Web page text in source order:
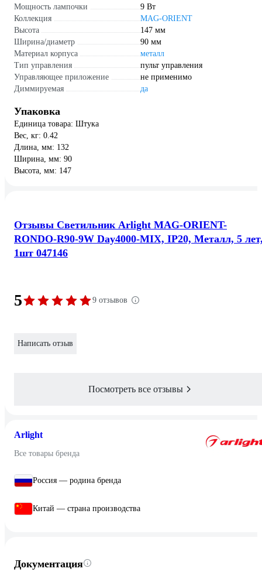
Мощность лампочки
9 Вт
Коллекция
MAG-ORIENT
Высота
147 мм
Ширина/диаметр
90 мм
Материал корпуса
металл
Тип управления
пульт управления
Управляющее приложение
не применимо
Диммируемая
да
Упаковка
Единица товара: Штука
Вес, кг: 0.42
Длина, мм: 132
Ширина, мм: 90
Высота, мм: 147
Отзывы Светильник Arlight MAG-ORIENT-
RONDO-R90-9W Day4000-MIX, IP20, Металл, 5
1шт 047146
5 9 отзывов
Написать отзыв
Посмотреть все отзывы
Arlight
Все товары бренда
Россия — родина бренда
Китай — страна производства
Документация